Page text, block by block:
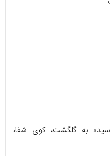
به گلگشت، کوی شفا،